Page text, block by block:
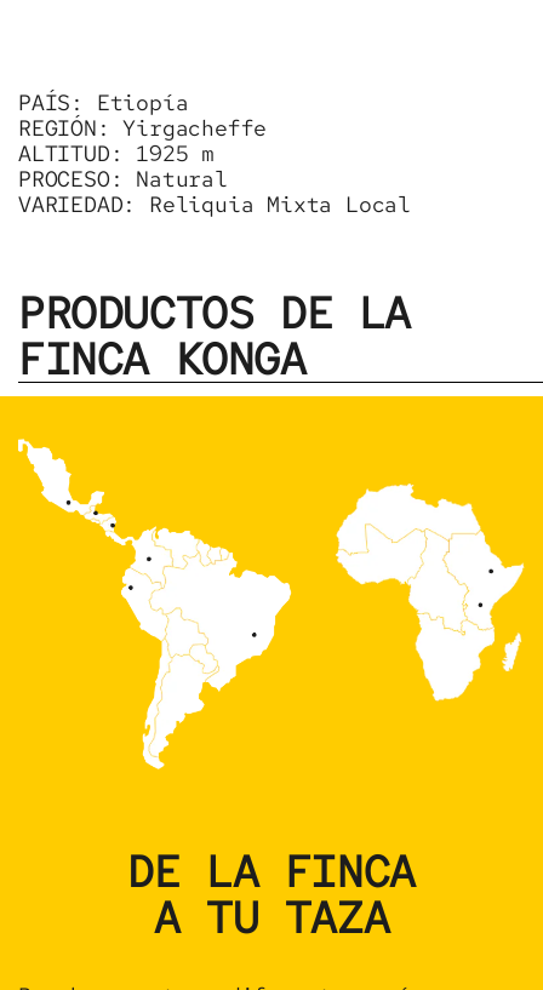
PAÍS:
Etiopía
REGIÓN:
Yirgacheffe
ALTITUD:
1925 m
PROCESO:
Natural
VARIEDAD:
Reliquia Mixta Local
PRODUCTOS DE LA
FINCA KONGA
DE LA FINCA
A TU TAZA